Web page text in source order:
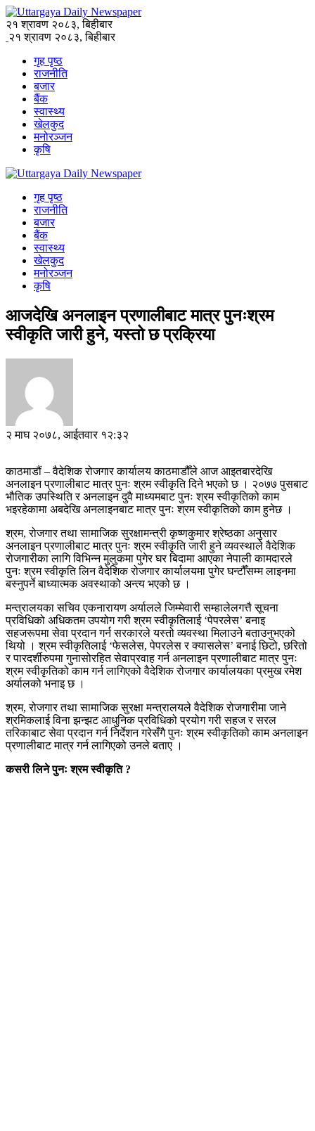
२१ श्रावण २०८३, बिहीबार
२१ श्रावण २०८३, बिहीबार
गृह पृष्ठ
राजनीति
बजार
बैंक
स्वास्थ्य
खेलकुद
मनोरञ्जन
कृषि
गृह पृष्ठ
राजनीति
बजार
बैंक
स्वास्थ्य
खेलकुद
मनोरञ्जन
कृषि
आजदेखि अनलाइन प्रणालीबाट मात्र पुनःश्रम
स्वीकृति जारी हुने, यस्तो छ प्रक्रिया
२ माघ २०७८, आईतवार १२:३२
काठमाडौं – वैदेशिक रोजगार कार्यालय काठमाडौँले आज आइतबारदेखि
अनलाइन प्रणालीबाट मात्र पुनः श्रम स्वीकृति दिने भएको छ । २०७७ पुसबाट
भौतिक उपस्थिति र अनलाइन दुवै माध्यमबाट पुनः श्रम स्वीकृतिको काम
भइरहेकामा अबदेखि अनलाइनबाट मात्र पुनः श्रम स्वीकृतिको काम हुनेछ ।
श्रम, रोजगार तथा सामाजिक सुरक्षामन्त्री कृष्णकुमार श्रेष्ठका अनुसार
अनलाइन प्रणालीबाट मात्र पुनः श्रम स्वीकृति जारी हुने व्यवस्थाले वैदेशिक
रोजगारीका लागि विभिन्न मुलुकमा पुगेर घर बिदामा आएका नेपाली कामदारले
पुनः श्रम स्वीकृति लिन वैदेशिक रोजगार कार्यालयमा पुगेर घन्टौँसम्म लाइनमा
बस्नुपर्ने बाध्यात्मक अवस्थाको अन्त्य भएको छ ।
मन्त्रालयका सचिव एकनारायण अर्यालले जिम्मेवारी सम्हालेलगत्तै सूचना
प्रविधिको अधिकतम उपयोग गरी श्रम स्वीकृतिलाई ‘पेपरलेस’ बनाइ
सहजरूपमा सेवा प्रदान गर्न सरकारले यस्तो व्यवस्था मिलाउने बताउनुभएको
थियो । श्रम स्वीकृतिलाई ‘फेसलेस, पेपरलेस र क्यासलेस’ बनाई छिटो, छरितो
र पारदर्शीरुपमा गुनासोरहित सेवाप्रवाह गर्न अनलाइन प्रणालीबाट मात्र पुनः
श्रम स्वीकृतिको काम गर्न लागिएको वैदेशिक रोजगार कार्यालयका प्रमुख रमेश
अर्यालको भनाइ छ ।
श्रम, रोजगार तथा सामाजिक सुरक्षा मन्त्रालयले वैदेशिक रोजगारीमा जाने
श्रमिकलाई विना झन्झट आधुनिक प्रविधिको प्रयोग गरी सहज र सरल
तरिकाबाट सेवा प्रदान गर्न निर्देशन गरेसँगै पुनः श्रम स्वीकृतिको काम अनलाइन
प्रणालीबाट मात्र गर्न लागिएको उनले बताए ।
कसरी लिने पुनः श्रम स्वीकृति ?